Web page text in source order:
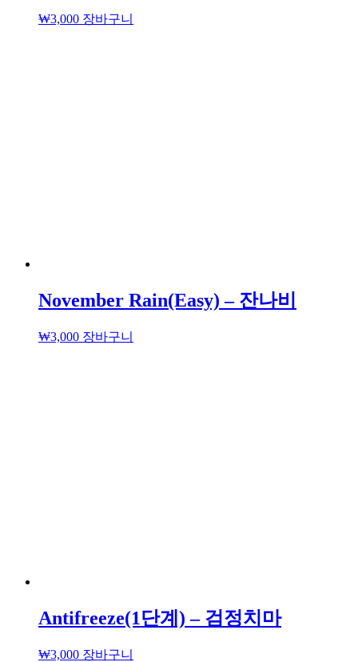
₩3,000 장바구니
November Rain(Easy) – 잔나비
₩3,000 장바구니
Antifreeze(1단계) – 검정치마
₩3,000 장바구니